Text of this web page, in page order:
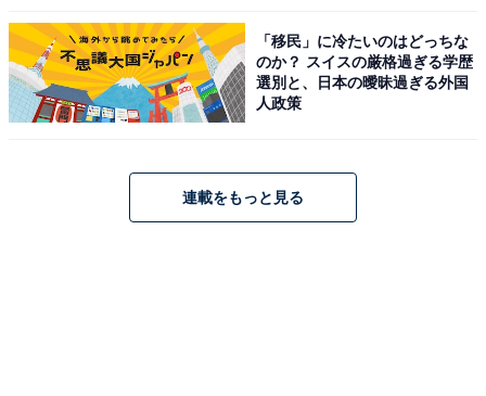
「移民」に冷たいのはどっちな
のか？ スイスの厳格過ぎる学歴
選別と、日本の曖昧過ぎる外国
人政策
連載をもっと見る